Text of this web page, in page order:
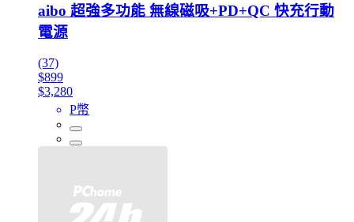
aibo 超強多功能 無線磁吸+PD+QC 快充行動
電源
(37)
$899
$3,280
P幣